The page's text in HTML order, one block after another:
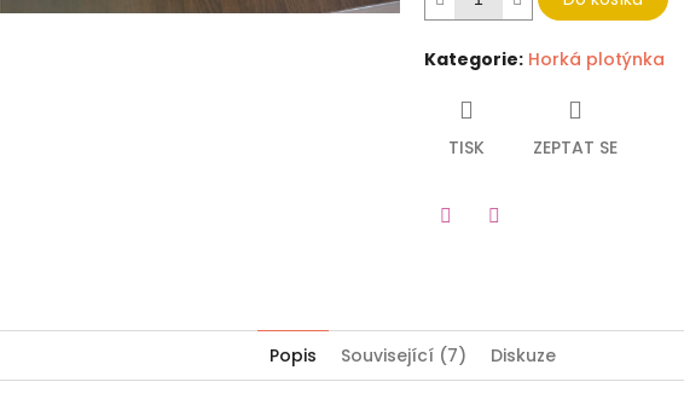
Kategorie: Horká plotýnka
TISK ZEPTAT SE
Popis Související (7) Diskuze